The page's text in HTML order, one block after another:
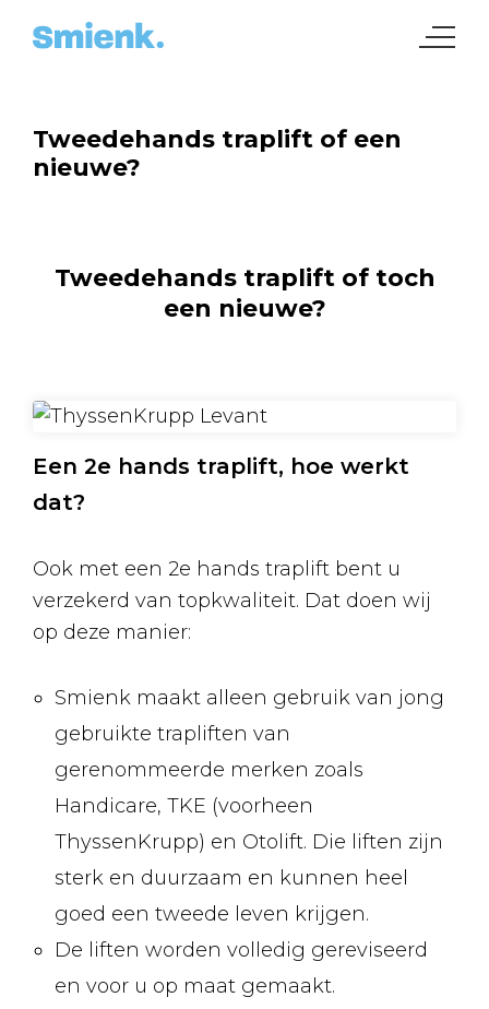
Tweedehands traplift of een
nieuwe?
Tweedehands traplift of toch
een nieuwe?
Een 2e hands traplift, hoe werkt
dat?
Ook met een 2e hands traplift bent u
verzekerd van topkwaliteit. Dat doen wij
op deze manier:
Smienk maakt alleen gebruik van jong
gebruikte trapliften van
gerenommeerde merken zoals
Handicare, TKE (voorheen
ThyssenKrupp) en Otolift. Die liften zijn
sterk en duurzaam en kunnen heel
goed een tweede leven krijgen.
De liften worden volledig gereviseerd
en voor u op maat gemaakt.